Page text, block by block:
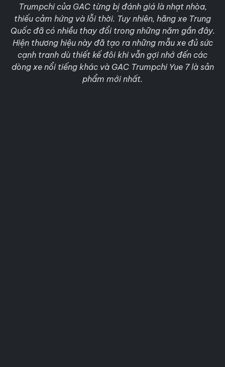
Trumpchi của GAC từng bị đánh giá là nhạt nhòa,
thiếu cảm hứng và lỗi thời. Tuy nhiên, hãng xe Trung
Quốc đã có nhiều thay đổi trong những năm gần đây.
Hiện thương hiệu này đã tạo ra những mẫu xe đủ sức
cạnh tranh dù thiết kế đôi khi vẫn gợi nhớ đến các
dòng xe nổi tiếng khác và GAC Trumpchi Yue 7 là sản
phẩm mới nhất.